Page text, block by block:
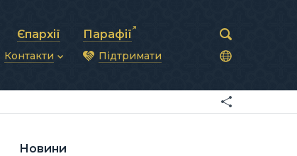
рада
комунікації
Єпархії Парафії
Контакти
Синоди Єпископів
Патріарша курія
Підтримати
Новини